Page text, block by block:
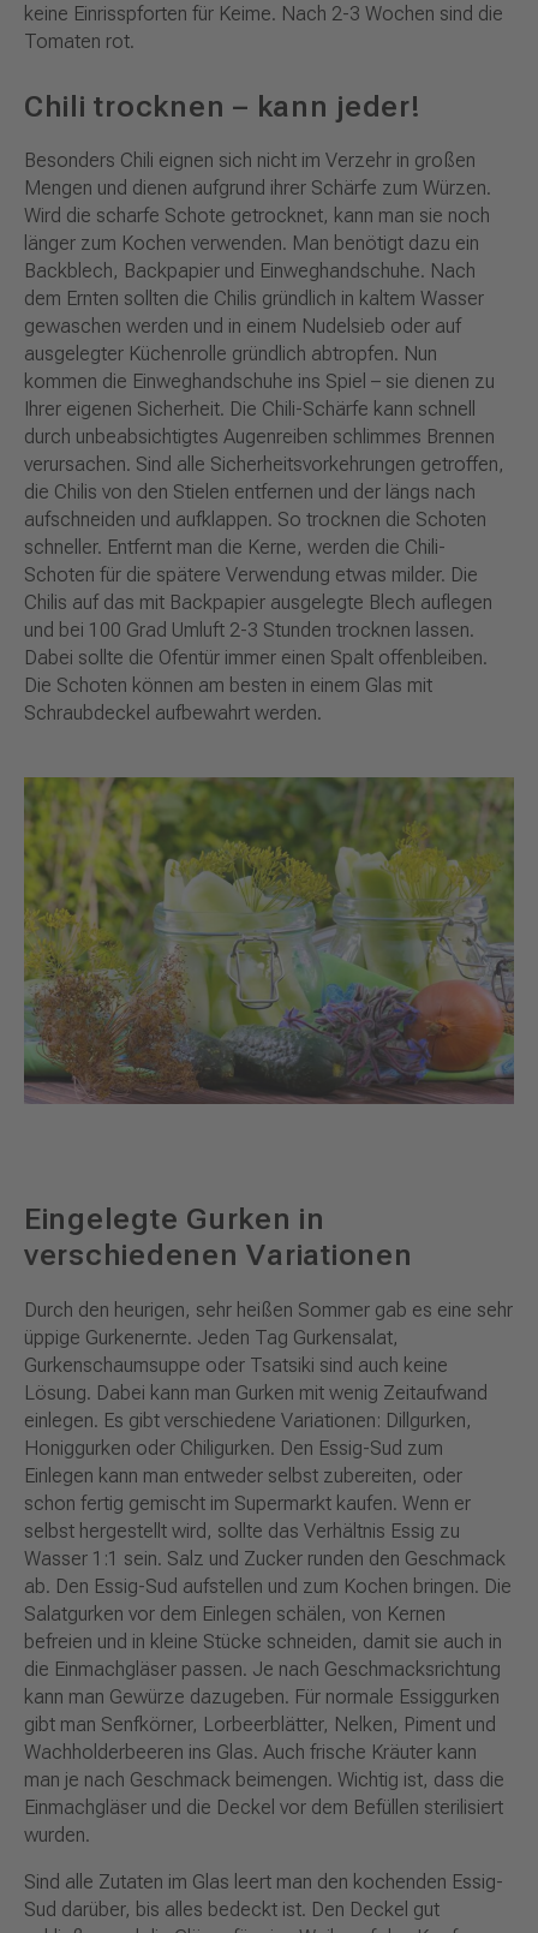
keine Einrisspforten für Keime. Nach 2-3 Wochen sind die
Tomaten rot.
Chili trocknen – kann jeder!
Besonders Chili eignen sich nicht im Verzehr in großen
Mengen und dienen aufgrund ihrer Schärfe zum Würzen.
Wird die scharfe Schote getrocknet, kann man sie noch
länger zum Kochen verwenden. Man benötigt dazu ein
Backblech, Backpapier und Einweghandschuhe. Nach
dem Ernten sollten die Chilis gründlich in kaltem Wasser
gewaschen werden und in einem Nudelsieb oder auf
ausgelegter Küchenrolle gründlich abtropfen. Nun
kommen die Einweghandschuhe ins Spiel – sie dienen zu
Ihrer eigenen Sicherheit. Die Chili-Schärfe kann schnell
durch unbeabsichtigtes Augenreiben schlimmes Brennen
verursachen. Sind alle Sicherheitsvorkehrungen getroffen,
die Chilis von den Stielen entfernen und der längs nach
aufschneiden und aufklappen. So trocknen die Schoten
schneller. Entfernt man die Kerne, werden die Chili-
Schoten für die spätere Verwendung etwas milder. Die
Chilis auf das mit Backpapier ausgelegte Blech auflegen
und bei 100 Grad Umluft 2-3 Stunden trocknen lassen.
Dabei sollte die Ofentür immer einen Spalt offenbleiben.
Die Schoten können am besten in einem Glas mit
Schraubdeckel aufbewahrt werden.
Eingelegte Gurken in
verschiedenen Variationen
Durch den heurigen, sehr heißen Sommer gab es eine sehr
üppige Gurkenernte. Jeden Tag Gurkensalat,
Gurkenschaumsuppe oder Tsatsiki sind auch keine
Lösung. Dabei kann man Gurken mit wenig Zeitaufwand
einlegen. Es gibt verschiedene Variationen: Dillgurken,
Honiggurken oder Chiligurken. Den Essig-Sud zum
Einlegen kann man entweder selbst zubereiten, oder
schon fertig gemischt im Supermarkt kaufen. Wenn er
selbst hergestellt wird, sollte das Verhältnis Essig zu
Wasser 1:1 sein. Salz und Zucker runden den Geschmack
ab. Den Essig-Sud aufstellen und zum Kochen bringen. Die
Salatgurken vor dem Einlegen schälen, von Kernen
befreien und in kleine Stücke schneiden, damit sie auch in
die Einmachgläser passen. Je nach Geschmacksrichtung
kann man Gewürze dazugeben. Für normale Essiggurken
gibt man Senfkörner, Lorbeerblätter, Nelken, Piment und
Wachholderbeeren ins Glas. Auch frische Kräuter kann
man je nach Geschmack beimengen. Wichtig ist, dass die
Einmachgläser und die Deckel vor dem Befüllen sterilisiert
wurden.
Sind alle Zutaten im Glas leert man den kochenden Essig-
Sud darüber, bis alles bedeckt ist. Den Deckel gut